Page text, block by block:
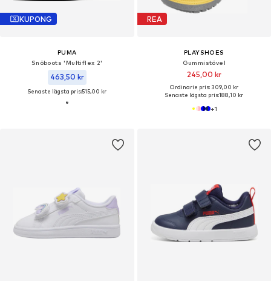
KUPONG
PUMA
Snöboots 'Multiflex 2'
463,50 kr
Senaste lägsta pris:515,00 kr
REA
PLAYSHOES
Gummistövel
245,00 kr
Ordinarie pris: 309,00 kr
Senaste lägsta pris:188,10 kr
+1